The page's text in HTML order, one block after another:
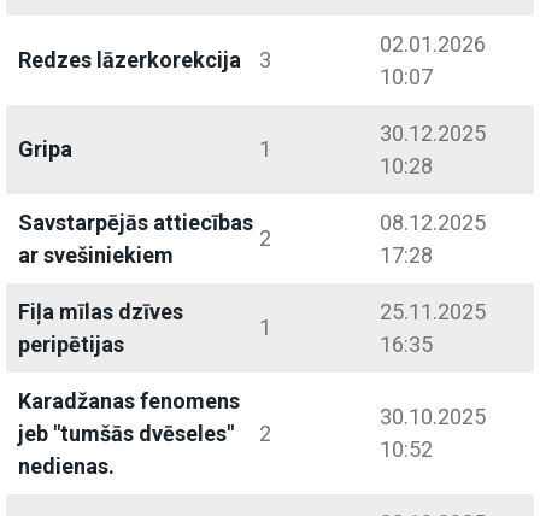
Redzes lāzerkorekcija 3
02.01.2026
10:07
Gripa 1
30.12.2025
10:28
Savstarpējās attiecības
ar svešiniekiem
2
08.12.2025
17:28
Fiļa mīlas dzīves
peripētijas
1
25.11.2025
16:35
Karadžanas fenomens
jeb "tumšās dvēseles"
nedienas.
2
30.10.2025
10:52